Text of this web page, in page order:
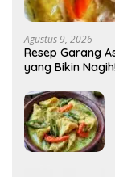
Agustus 9, 2026
Resep Garang
yang Bikin